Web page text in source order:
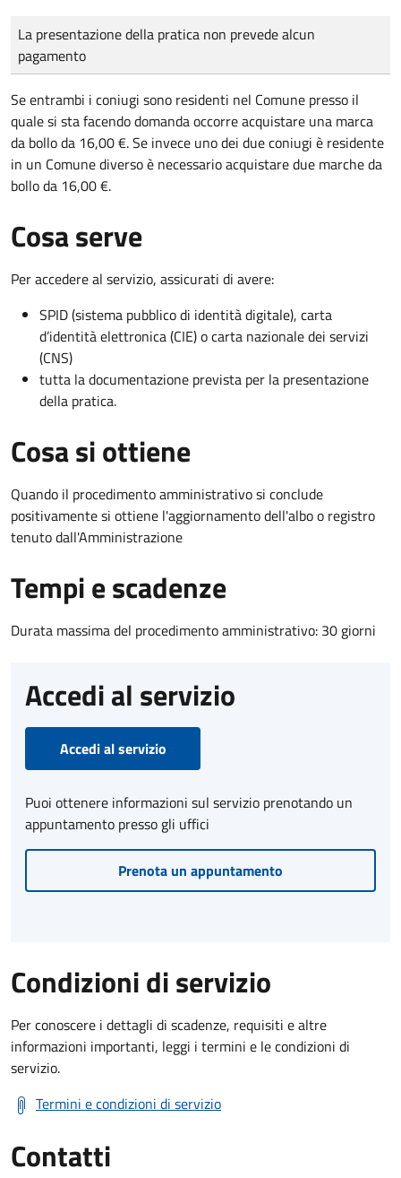
Tipo di pagamento
Importo
La presentazione della pratica non prevede alcun
pagamento
Se entrambi i coniugi sono residenti nel Comune presso il
quale si sta facendo domanda occorre acquistare una marca
da bollo da 16,00 €. Se invece uno dei due coniugi è residente
in un Comune diverso è necessario acquistare due marche da
bollo da 16,00 €.
Cosa serve
Per accedere al servizio, assicurati di avere:
SPID (sistema pubblico di identità digitale), carta
d’identità elettronica (CIE) o carta nazionale dei servizi
(CNS)
tutta la documentazione prevista per la presentazione
della pratica.
Cosa si ottiene
Quando il procedimento amministrativo si conclude
positivamente si ottiene l'aggiornamento dell'albo o registro
tenuto dall'Amministrazione
Tempi e scadenze
Durata massima del procedimento amministrativo: 30 giorni
Accedi al servizio
Accedi al servizio
Puoi ottenere informazioni sul servizio prenotando un
appuntamento presso gli uffici
Prenota un appuntamento
Condizioni di servizio
Per conoscere i dettagli di scadenze, requisiti e altre
informazioni importanti, leggi i termini e le condizioni di
servizio.
Termini e condizioni di servizio
Contatti